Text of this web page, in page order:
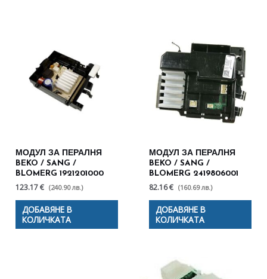
МОДУЛ ЗА ПЕРАЛНЯ
BEKO / SANG /
BLOMERG 1921201000
123.17 € (240.90 лв.)
ДОБАВЯНЕ В
КОЛИЧКАТА
МОДУЛ ЗА ПЕРАЛНЯ
BEKO / SANG /
BLOMERG 2419806001
82.16 € (160.69 лв.)
ДОБАВЯНЕ В
КОЛИЧКАТА